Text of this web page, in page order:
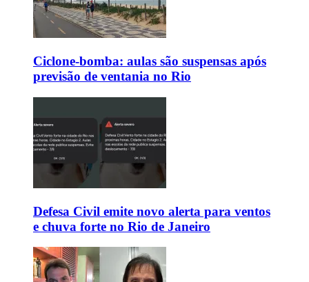
Ciclone-bomba: aulas são suspensas após
previsão de ventania no Rio
Defesa Civil emite novo alerta para ventos
e chuva forte no Rio de Janeiro